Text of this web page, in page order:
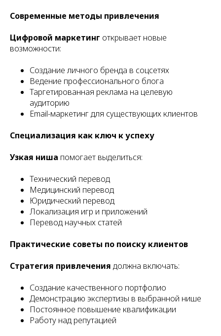
Современные методы привлечения
Цифровой маркетинг открывает новые
возможности:
Создание личного бренда в соцсетях
Ведение профессионального блога
Таргетированная реклама на целевую
аудиторию
Email-маркетинг для существующих клиентов
Специализация как ключ к успеху
Узкая ниша помогает выделиться:
Технический перевод
Медицинский перевод
Юридический перевод
Локализация игр и приложений
Перевод научных статей
Практические советы по поиску клиентов
Стратегия привлечения должна включать:
Создание качественного портфолио
Демонстрацию экспертизы в выбранной нише
Постоянное повышение квалификации
Работу над репутацией